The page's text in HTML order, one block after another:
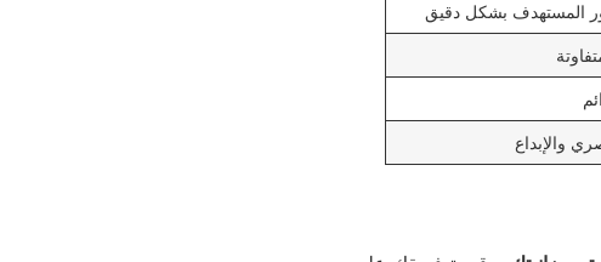
المستهدف بشكل دقيق
والإبداع